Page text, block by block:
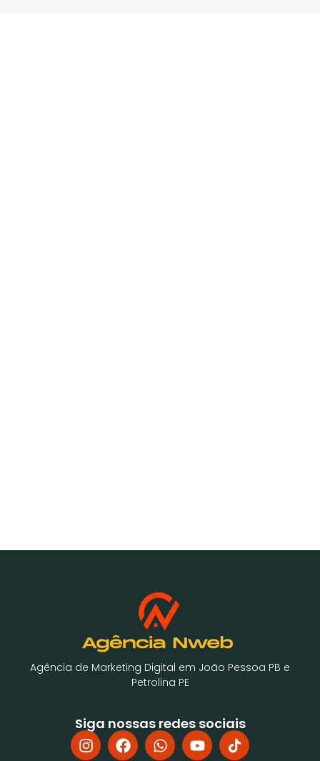
Agência de Marketing Digital em João Pessoa PB e
Petrolina PE
Siga nossas redes sociais